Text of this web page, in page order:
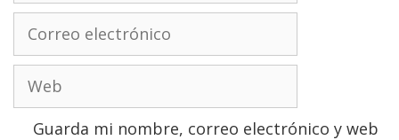
electrónico
Guarda mi nombre, correo electrónico y web